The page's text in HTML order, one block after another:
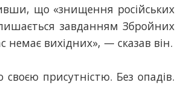
що «знищення російських
завданням Збройних
немає вихідних», — сказав він.
присутністю. Без опадів.